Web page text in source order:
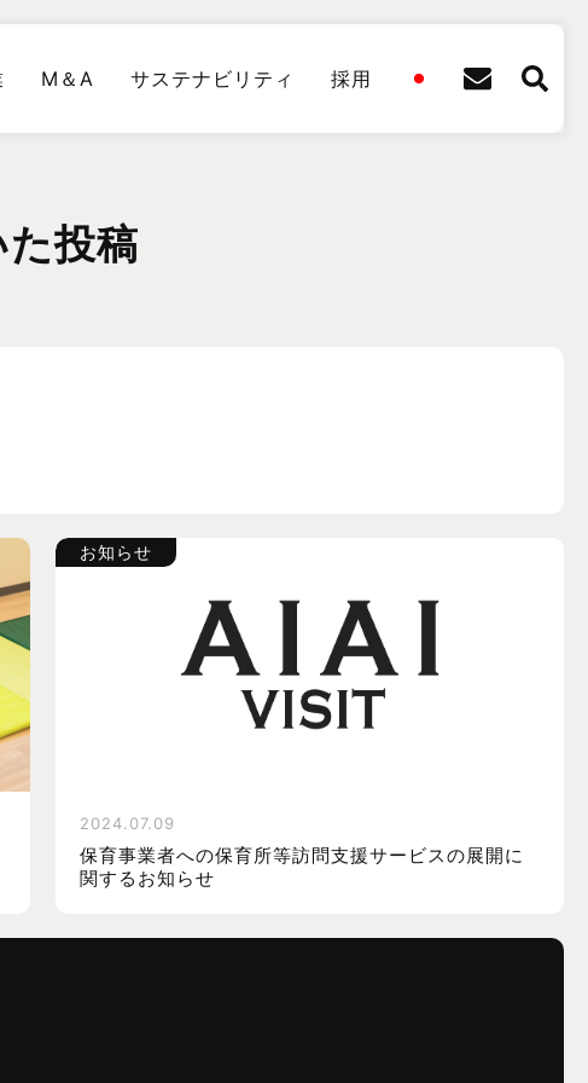
M＆A サステナビリティ 採用
投稿
お知らせ
2024.07.09
保育事業者への保育所等訪問支援サービスの展開に
関するお知らせ